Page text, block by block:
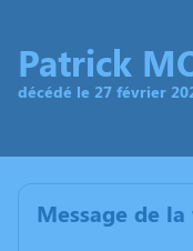
Patrick
décédé le 27 février
Message de